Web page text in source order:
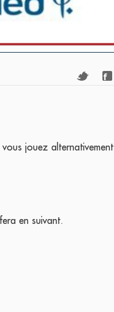
jouez alternativement
en suivant.